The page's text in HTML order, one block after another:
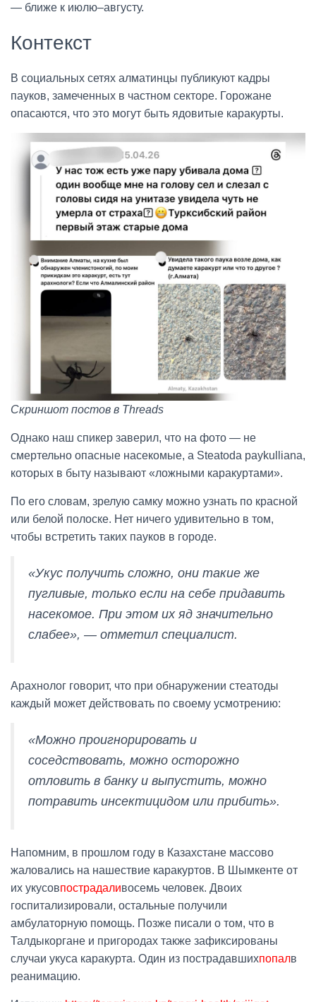
— ближе к июлю–августу.
Контекст
В социальных сетях алматинцы публикуют кадры
пауков, замеченных в частном секторе. Горожане
опасаются, что это могут быть ядовитые каракурты.
Скриншот постов в Threads
Однако наш спикер заверил, что на фото — не
смертельно опасные насекомые, а Steatoda paykulliana,
которых в быту называют «ложными каракуртами».
По его словам, зрелую самку можно узнать по красной
или белой полоске. Нет ничего удивительно в том,
чтобы встретить таких пауков в городе.
«Укус получить сложно, они такие же
пугливые, только если на себе придавить
насекомое. При этом их яд значительно
слабее», — отметил специалист.
Арахнолог говорит, что при обнаружении стеатоды
каждый может действовать по своему усмотрению:
«Можно проигнорировать и
соседствовать, можно осторожно
отловить в банку и выпустить, можно
потравить инсектицидом или прибить».
Напомним, в прошлом году в Казахстане массово
жаловались на нашествие каракуртов. В Шымкенте от
их укусовпострадаливосемь человек. Двоих
госпитализировали, остальные получили
амбулаторную помощь. Позже писали о том, что в
Талдыкоргане и пригородах также зафиксированы
случаи укуса каракурта. Один из пострадавшихпопалв
реанимацию.